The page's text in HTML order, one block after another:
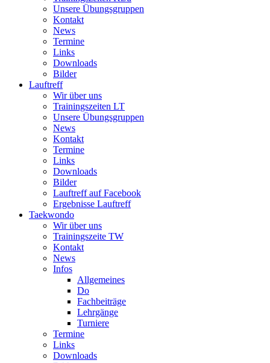
Unsere Übungsgruppen
Kontakt
News
Termine
Links
Downloads
Bilder
Lauftreff
Wir über uns
Trainingszeiten LT
Unsere Übungsgruppen
News
Kontakt
Termine
Links
Downloads
Bilder
Lauftreff auf Facebook
Ergebnisse Lauftreff
Taekwondo
Wir über uns
Trainingszeite TW
Kontakt
News
Infos
Allgemeines
Do
Fachbeiträge
Lehrgänge
Turniere
Termine
Links
Downloads